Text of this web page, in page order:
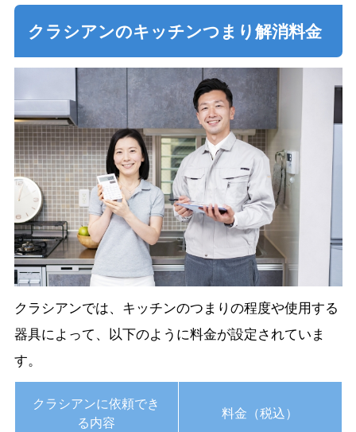
クラシアンのキッチンつまり解消料金
クラシアンでは、キッチンのつまりの程度や使用する
器具によって、以下のように料金が設定されていま
す。
クラシアンに依頼でき
る内容
料金（税込）